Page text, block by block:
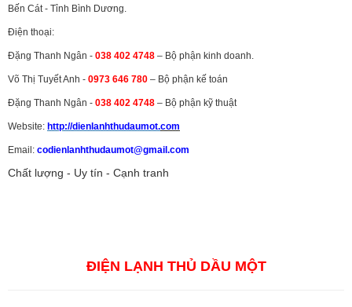
Bến Cát - Tỉnh Bình Dương.
Điện thoại:
Đặng Thanh Ngân - 038 402 4748 – Bộ phận kinh doanh.
Võ Thị Tuyết Anh - 0973 646 780 – Bộ phận kế toán
Đặng Thanh Ngân - 038 402 4748 – Bộ phận kỹ thuật
Website: http://dienlanhthudaumot.com
Email: codienlanhthudaumot@gmail.com
Chất lượng - Uy tín - Cạnh tranh
ĐIỆN LẠNH THỦ DẦU MỘT